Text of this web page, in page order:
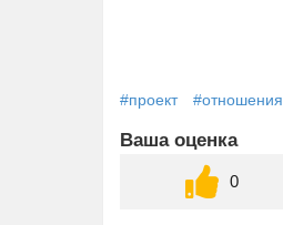
#проект #отношения
Ваша оценка
0